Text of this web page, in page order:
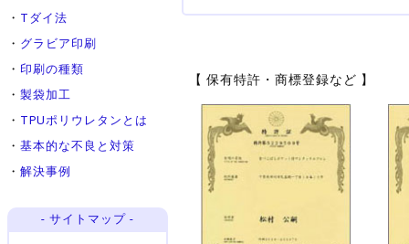
・ Tダイ法
・ グラビア印刷
・ 印刷の種類
・ 製袋加工
・ TPUポリウレタンとは
・ 基本的な不良と対策
・ 解決事例
- サイトマップ -
【 保有特許・商標登録など 】